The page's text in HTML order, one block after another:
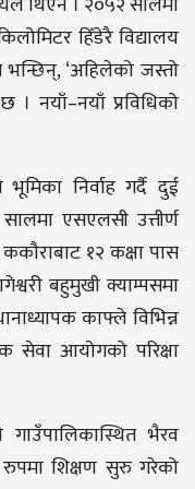
हिँडेरै विद्यालय
‘अहिलेको जस्तो
नयाँ–नयाँ प्रविधिको
निर्वाह गर्दै दुई
एसएलसी उत्तीर्ण
१२ कक्षा पास
बहुमुखी क्याम्पसमा
काफ्ले विभिन्न
सेवा आयोगको परिक्षा
भैरव
रुपमा शिक्षण सुरु गरेको